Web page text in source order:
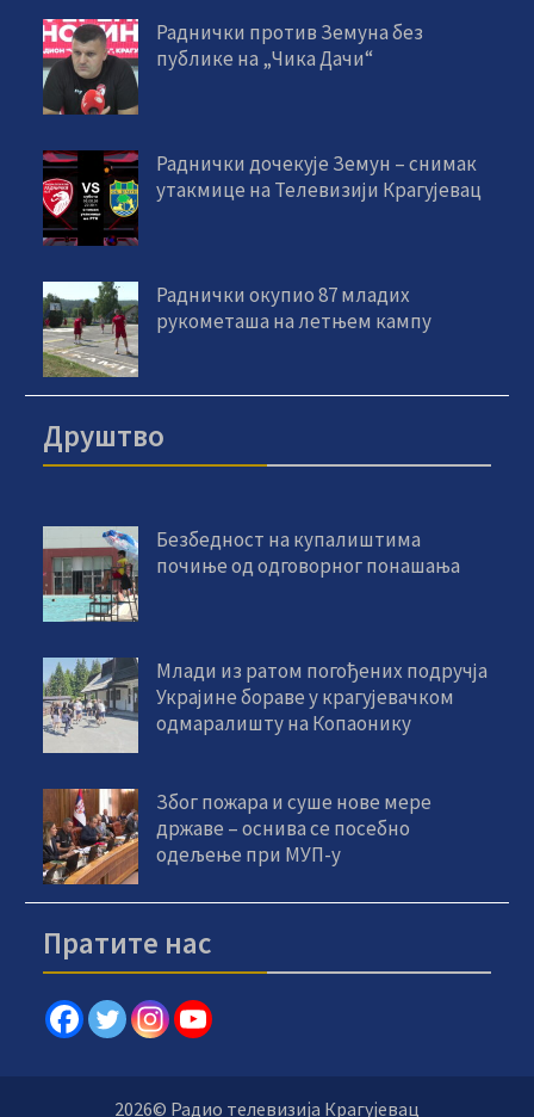
Раднички против Земуна без
публике на „Чика Дачи“
Раднички дочекује Земун – снимак
утакмице на Телевизији Крагујевац
Раднички окупио 87 младих
рукометаша на летњем кампу
Друштво
Безбедност на купалиштима
почиње од одговорног понашања
Млади из ратом погођених подручја
Украјине бораве у крагујевачком
одмаралишту на Копаонику
Због пожара и суше нове мере
државе – оснива се посебно
одељење при МУП-у
Пратите нас
2026© Радио телевизија Крагујевац